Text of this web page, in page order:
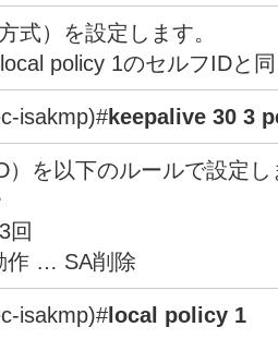
式）を設定します。
policy 1のセルフIDと
isakmp)#keepalive 30 3
）を以下のルールで設定し
回
作 … SA削除
isakmp)#local policy 1